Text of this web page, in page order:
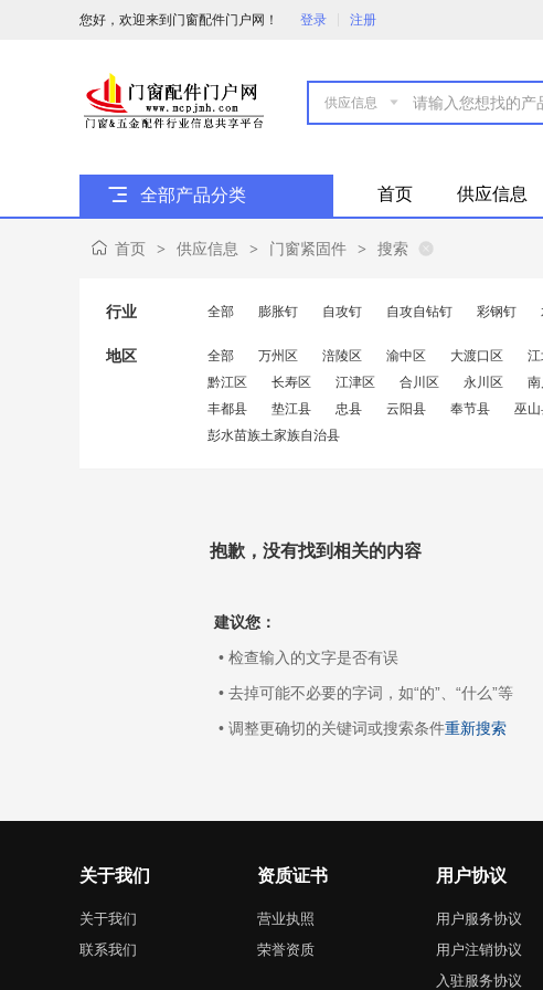
您好，欢迎来到门窗配件门户网！ 登录 注册

全部产品分类 首页 供应信息
首页 > 供应信息 > 门窗紧固件 > 搜索
行业 全部 膨胀钉 自攻钉 自攻自钻钉 彩钢钉
地区 全部 万州区 涪陵区 渝中区 大渡口区 江
黔江区
长寿区 江津区 合川区 永川区 南
丰都县
垫江县 忠县 云阳县 奉节县 巫
彭水苗族土家族自治县
抱歉，没有找到相关的内容
建议您：
• 检查输入的文字是否有误
• 去掉可能不必要的字词，如“的”、“什么”等
• 调整更确切的关键词或搜索条件重新搜索
关于我们
关于我们
联系我们
资质证书
营业执照
荣誉资质
用户协议
用户服务协议
用户注销协议
入驻服务协议